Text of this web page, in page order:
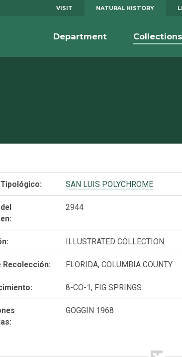
VISIT NATURAL HISTORY
Department
SAN LUIS POLYCHROME
2944
ILLUSTRATED COLLECTION
Recolección: FLORIDA, COLUMBIA COUNTY
8-CO-1, FIG SPRINGS
GOGGIN 1968